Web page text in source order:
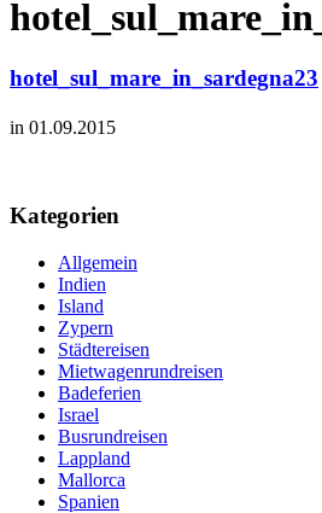
hotel_sul_mare_in_sardegna23
in 01.09.2015
Kategorien
Allgemein
Indien
Island
Zypern
Städtereisen
Mietwagenrundreisen
Badeferien
Israel
Busrundreisen
Lappland
Mallorca
Spanien